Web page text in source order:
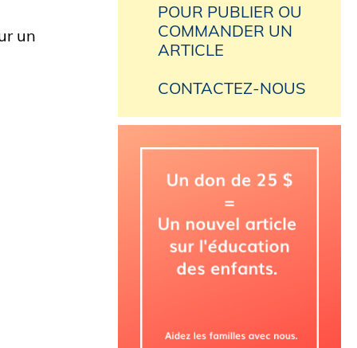
un
POUR PUBLIER OU
COMMANDER UN
ARTICLE
CONTACTEZ-NOUS